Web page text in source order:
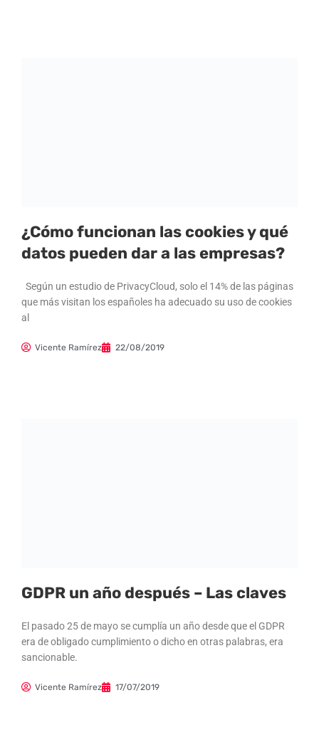
¿Cómo funcionan las cookies y qué
datos pueden dar a las empresas?
Según un estudio de PrivacyCloud, solo el 14% de las páginas
que más visitan los españoles ha adecuado su uso de cookies
al
Vicente Ramírez 22/08/2019
GDPR un año después – Las claves
El pasado 25 de mayo se cumplía un año desde que el GDPR
era de obligado cumplimiento o dicho en otras palabras, era
sancionable.
Vicente Ramírez 17/07/2019